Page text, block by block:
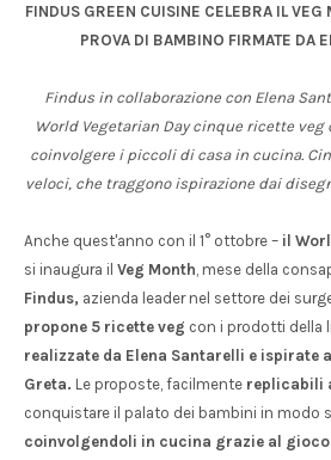
FINDUS GREEN CUISINE CELEBRA IL VEG
PROVA DI BAMBINO FIRMATE DA
Findus in collaborazione con Elena
World Vegetarian Day cinque ricette
coinvolgere i piccoli di casa in cucina.
veloci, che traggono ispirazione dai
Anche quest'anno con il 1° ottobre – il
si inaugura il Veg Month, mese della
Findus, azienda leader nel settore dei
propone 5 ricette veg con i prodotti della
realizzate da Elena Santarelli e ispirate
Greta. Le proposte, facilmente replicabili
conquistare il palato dei bambini in modo
coinvolgendoli in cucina grazie al gioco